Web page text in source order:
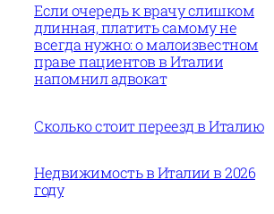
Если очередь к врачу слишком
длинная, платить самому не
всегда нужно: о малоизвестном
праве пациентов в Италии
напомнил адвокат
Сколько стоит переезд в Италию
Недвижимость в Италии в 2026
году